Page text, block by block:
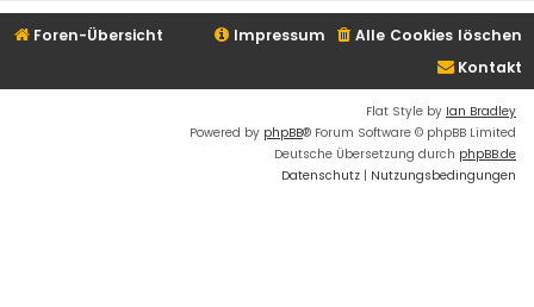
Foren-Übersicht Alle Cookies löschen
Impressum
Kontakt
Flat Style by Ian Bradley
Powered by phpBB® Forum Software © phpBB Limited
Deutsche Übersetzung durch phpBB.de
Datenschutz | Nutzungsbedingungen